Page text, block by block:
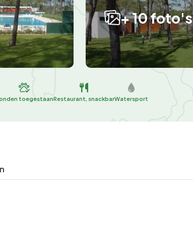
+ 10 foto's
toegestaanRestaurant, snackbarWatersport